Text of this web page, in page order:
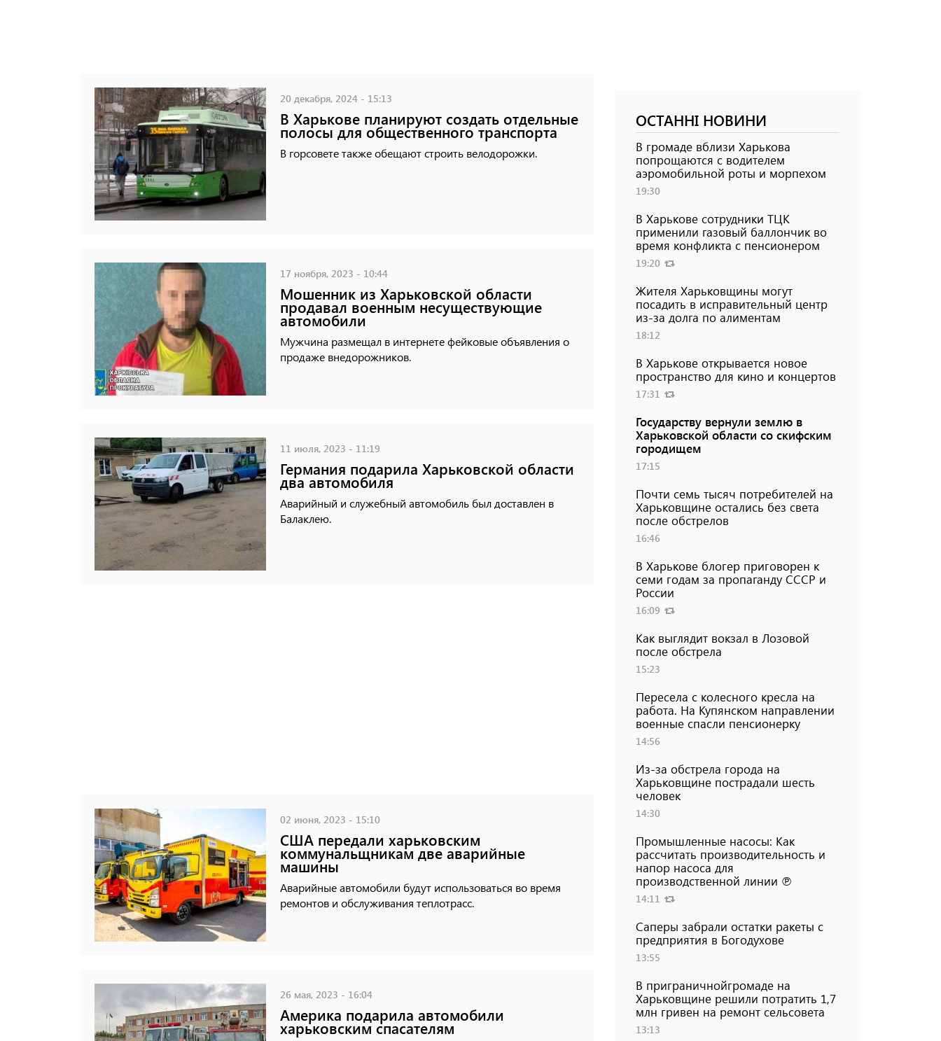
20 декабря, 2024 - 15:13
В Харькове планируют создать отдельные
полосы для общественного транспорта
В горсовете также обещают строить велодорожки.
17 ноября, 2023 - 10:44
Мошенник из Харьковской области
продавал военным несуществующие
автомобили
Мужчина размещал в интернете фейковые объявления о
продаже внедорожников.
11 июля, 2023 - 11:19
Германия подарила Харьковской области
два автомобиля
Аварийный и служебный автомобиль был доставлен в
Балаклею.
02 июня, 2023 - 15:10
США передали харьковским
коммунальщникам две аварийные
машины
Аварийные автомобили будут использоваться во время
ремонтов и обслуживания теплотрасс.
26 мая, 2023 - 16:04
Америка подарила автомобили
харьковским спасателям
ОСТАННІ НОВИНИ
В громаде вблизи Харькова
попрощаются с водителем
аэромобильной роты и морпехом
19:30
В Харькове сотрудники ТЦК
применили газовый баллончик во
время конфликта с пенсионером
19:20
Жителя Харьковщины могут
посадить в исправительный центр
из-за долга по алиментам
18:12
В Харькове открывается новое
пространство для кино и концертов
17:31
Государству вернули землю в
Харьковской области со скифским
городищем
17:15
Почти семь тысяч потребителей на
Харьковщине остались без света
после обстрелов
16:46
В Харькове блогер приговорен к
семи годам за пропаганду СССР и
России
16:09
Как выглядит вокзал в Лозовой
после обстрела
15:23
Пересела с колесного кресла на
работа. На Купянском направлении
военные спасли пенсионерку
14:56
Из-за обстрела города на
Харьковщине пострадали шесть
человек
14:30
Промышленные насосы: Как
рассчитать производительность и
напор насоса для
производственной линии ℗
14:11
Саперы забрали остатки ракеты с
предприятия в Богодухове
13:55
В приграничнойгромаде на
Харьковщине решили потратить 1,7
млн ​​гривен на ремонт сельсовета
13:13